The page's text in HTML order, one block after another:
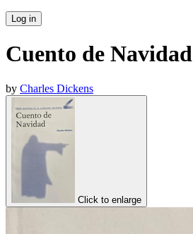
Log in
Cuento de Navidad
by Charles Dickens
Click to enlarge